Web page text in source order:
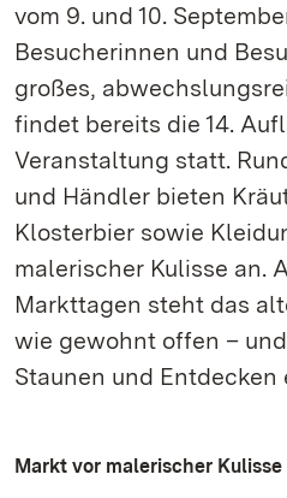
vom 9. und 10.
Besucherinnen und
großes,
findet bereits die 14.
Veranstaltung statt.
und Händler bieten
Klosterbier sowie
malerischer Kulisse an.
Markttagen steht das
wie gewohnt offen –
Staunen und Entdecken
Markt vor malerischer Kulisse